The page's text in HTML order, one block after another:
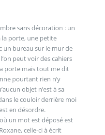
sans décoration : un
la porte, une petite
un bureau sur le mur de
peut voir des cahiers
porte mais tout me dit
pourtant rien n’y
objet n’est à sa
le couloir derrière moi
en désordre.
où un mot est déposé est
celle-ci à écrit